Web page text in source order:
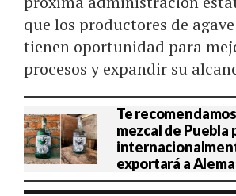
que los productores de
tienen oportunidad para
procesos y expandir su
Te
mezcal de Puebla
exportará a